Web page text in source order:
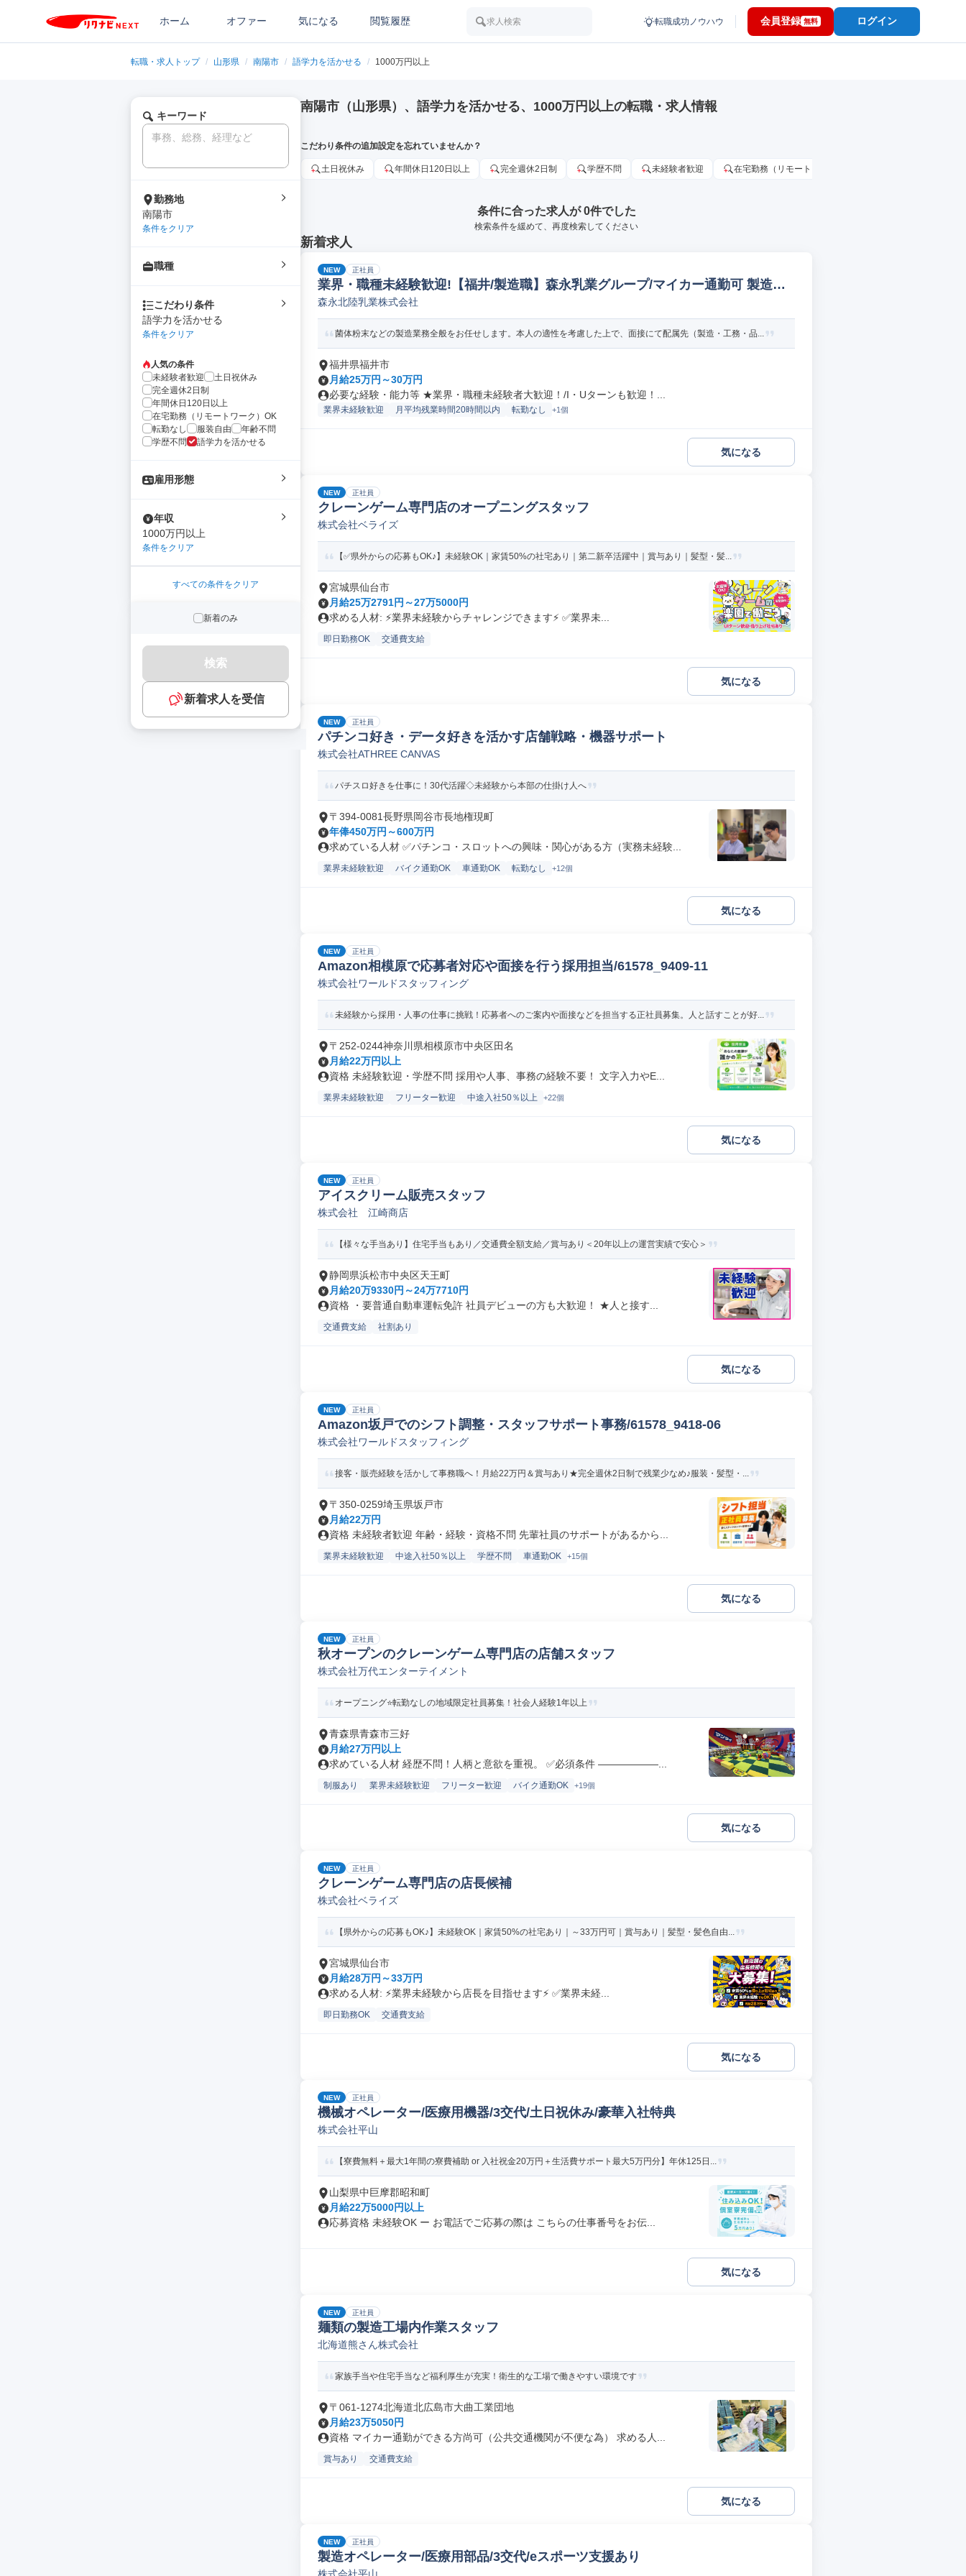
ホーム オファー 気になる 閲覧履歴 求人検索 転職成功ノウハウ 会員登録 無料 ログイン
転職・求人トップ / 山形県 / 南陽市 / 語学力を活かせる / 1000万円以上
キーワード
勤務地
南陽市
条件をクリア
職種
こだわり条件
語学力を活かせる
条件をクリア
人気の条件
未経験者歓迎
土日祝休み
完全週休2日制
年間休日120日以上
在宅勤務（リモートワーク）OK
転勤なし
服装自由
年齢不問
学歴不問
語学力を活かせる
雇用形態
年収
1000万円以上
条件をクリア
すべての条件をクリア
新着のみ
検索
新着求人を受信
南陽市（山形県）、語学力を活かせる、1000万円以上の転職・求人情報
こだわり条件の追加設定を忘れていませんか？
土日祝休み 年間休日120日以上 完全週休2日制 学歴不問 未経験者歓迎 在宅勤務（リモートワーク）OK
条件に合った求人が 0件でした
検索条件を緩めて、再度検索してください
新着求人
NEW 正社員
業界・職種未経験歓迎!【福井/製造職】森永乳業グループ/マイカー通勤可 製造オ
ペレーター/ラインマネージャー(食品/飲料/たばこ)
森永北陸乳業株式会社
菌体粉末などの製造業務全般をお任せします。本人の適性を考慮した上で、面接にて配属先（製造・工務・品...
福井県福井市
月給25万円～30万円
必要な経験・能力等 ★業界・職種未経験者大歓迎！/I・Uターンも歓迎！...
業界未経験歓迎 月平均残業時間20時間以内 転勤なし +1個
気になる
NEW 正社員
クレーンゲーム専門店のオープニングスタッフ
株式会社ベライズ
【✅️県外からの応募もOK♪】未経験OK｜家賃50%の社宅あり｜第二新卒活躍中｜賞与あり｜髪型・髪...
宮城県仙台市
月給25万2791円～27万5000円
求める人材: ⚡️業界未経験からチャレンジできます⚡️ ✅️業界未...
即日勤務OK 交通費支給
気になる
NEW 正社員
パチンコ好き・データ好きを活かす店舗戦略・機器サポート
株式会社ATHREE CANVAS
パチスロ好きを仕事に！30代活躍◇未経験から本部の仕掛け人へ
〒394-0081長野県岡谷市長地権現町
年俸450万円～600万円
求めている人材 ✅パチンコ・スロットへの興味・関心がある方（実務未経験...
業界未経験歓迎 バイク通勤OK 車通勤OK 転勤なし +12個
気になる
NEW 正社員
Amazon相模原で応募者対応や面接を行う採用担当/61578_9409-11
株式会社ワールドスタッフィング
未経験から採用・人事の仕事に挑戦！応募者へのご案内や面接などを担当する正社員募集。人と話すことが好...
〒252-0244神奈川県相模原市中央区田名
月給22万円以上
資格 未経験歓迎・学歴不問 採用や人事、事務の経験不要！ 文字入力やE...
業界未経験歓迎 フリーター歓迎 中途入社50％以上 +22個
気になる
NEW 正社員
アイスクリーム販売スタッフ
株式会社 江崎商店
【様々な手当あり】住宅手当もあり／交通費全額支給／賞与あり＜20年以上の運営実績で安心＞
静岡県浜松市中央区天王町
月給20万9330円～24万7710円
資格 ・要普通自動車運転免許 社員デビューの方も大歓迎！ ★人と接す...
交通費支給 社割あり
気になる
NEW 正社員
Amazon坂戸でのシフト調整・スタッフサポート事務/61578_9418-06
株式会社ワールドスタッフィング
接客・販売経験を活かして事務職へ！月給22万円＆賞与あり★完全週休2日制で残業少なめ♪服装・髪型・...
〒350-0259埼玉県坂戸市
月給22万円
資格 未経験者歓迎 年齢・経験・資格不問 先輩社員のサポートがあるから...
業界未経験歓迎 中途入社50％以上 学歴不問 車通勤OK +15個
気になる
NEW 正社員
秋オープンのクレーンゲーム専門店の店舗スタッフ
株式会社万代エンターテイメント
オープニング⭐転勤なしの地域限定社員募集！社会人経験1年以上
青森県青森市三好
月給27万円以上
求めている人材 経歴不問！人柄と意欲を重視。 ✅必須条件 ――――――...
制服あり 業界未経験歓迎 フリーター歓迎 バイク通勤OK +19個
気になる
NEW 正社員
クレーンゲーム専門店の店長候補
株式会社ベライズ
【県外からの応募もOK♪】未経験OK｜家賃50%の社宅あり｜～33万円可｜賞与あり｜髪型・髪色自由...
宮城県仙台市
月給28万円～33万円
求める人材: ⚡️業界未経験から店長を目指せます⚡️ ✅️業界未経...
即日勤務OK 交通費支給
気になる
NEW 正社員
機械オペレーター/医療用機器/3交代/土日祝休み/豪華入社特典
株式会社平山
【寮費無料＋最大1年間の寮費補助 or 入社祝金20万円＋生活費サポート最大5万円分】年休125日...
山梨県中巨摩郡昭和町
月給22万5000円以上
応募資格 未経験OK ー お電話でご応募の際は こちらの仕事番号をお伝...
気になる
NEW 正社員
麺類の製造工場内作業スタッフ
北海道熊さん株式会社
家族手当や住宅手当など福利厚生が充実！衛生的な工場で働きやすい環境です
〒061-1274北海道北広島市大曲工業団地
月給23万5050円
資格 マイカー通勤ができる方尚可（公共交通機関が不便な為） 求める人...
賞与あり 交通費支給
気になる
NEW 正社員
製造オペレーター/医療用部品/3交代/eスポーツ支援あり